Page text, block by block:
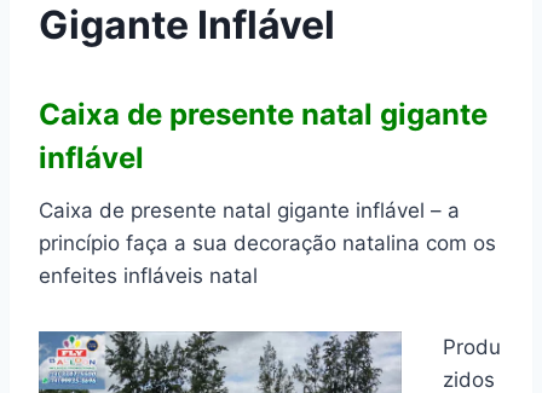
Gigante Inflável
Caixa de presente natal gigante
inflável
Caixa de presente natal gigante inflável – a
princípio faça a sua decoração natalina com os
enfeites infláveis natal
Produ
zidos